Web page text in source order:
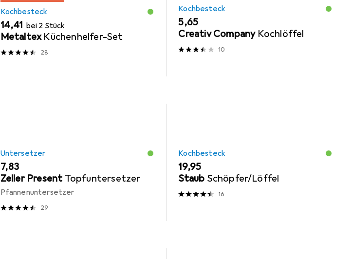
Kochbesteck
EUR
14,41 bei 2 Stück
Metaltex Küchenhelfer-Set
28
Kochbesteck
EUR
5,65
Creativ Company Kochlöffel
10
Untersetzer
EUR
7,83
Zeller Present Topfuntersetzer
Pfannenuntersetzer
29
Kochbesteck
EUR
19,95
Staub Schöpfer/Löffel
16